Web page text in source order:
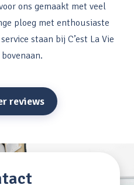
ons gemaakt met veel
ploeg met enthousiaste
staan bij C’est La Vie
reviews